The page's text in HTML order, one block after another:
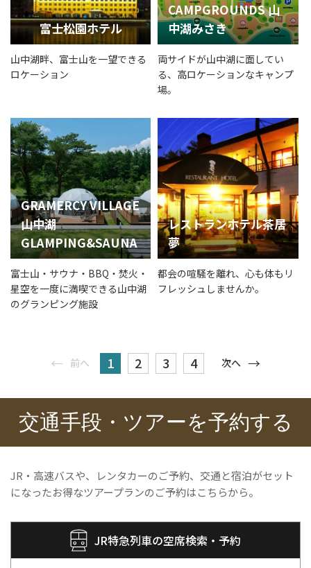
富士松園ホテル
山中湖畔、富士山を一望できる
ロケーション
CAMPGROUNDS 山
中湖みさき
両サイドが山中湖に面してい
る、高ロケーションなキャンプ
場。
GRAMERCY VILLAGE
山中湖
GLAMPING&SAUNA
富士山・サウナ・BBQ・焚火・
星空を一度に満喫できる山中湖
のグランピング施設
レストランホテル茶居
夢
都会の喧騒を離れ、心も体もリ
フレッシュしませんか。
前へ 1 2 3 4 次へ
交通手段・ツアーを予約する
JR・高速バスや、レンタカーのご予約、交通と宿泊がセット
になったお得なツアープランのご予約はこちらから。
JR特急列車の空席検索・予約